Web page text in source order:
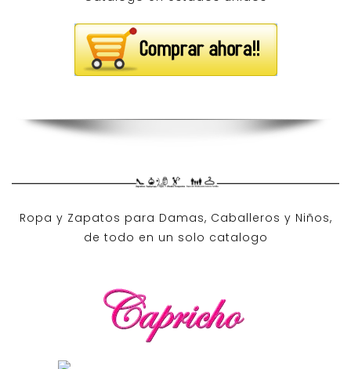
Ropa y Zapatos para Damas, Caballeros y Niños,
de todo en un solo catalogo